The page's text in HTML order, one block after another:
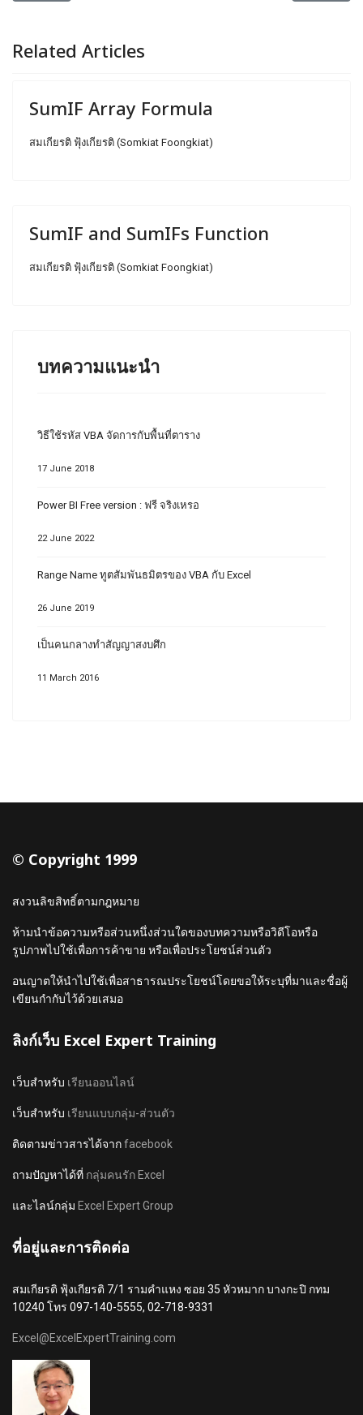
Related Articles
SumIF Array Formula
สมเกียรติ ฟุ้งเกียรติ (Somkiat Foongkiat)
SumIF and SumIFs Function
สมเกียรติ ฟุ้งเกียรติ (Somkiat Foongkiat)
บทความแนะนำ
วิธีใช้รหัส VBA จัดการกับพื้นที่ตาราง
17 June 2018
Power BI Free version : ฟรี จริงเหรอ
22 June 2022
Range Name ทูตสัมพันธมิตรของ VBA กับ Excel
26 June 2019
เป็นคนกลางทำสัญญาสงบศึก
11 March 2016
© Copyright 1999
สงวนลิขสิทธิ์ตามกฎหมาย
ห้ามนำข้อความหรือส่วนหนึ่งส่วนใดของบทความหรือวิดีโอหรือ
รูปภาพไปใช้เพื่อการค้าขาย หรือเพื่อประโยชน์ส่วนตัว
อนญาตให้นำไปใช้เพื่อสาธารณประโยชน์โดยขอให้ระบุที่มาและชื่อผู้
เขียนกำกับไว้ด้วยเสมอ
ลิงก์เว็บ Excel Expert Training
เว็บสำหรับ เรียนออนไลน์
เว็บสำหรับ เรียนแบบกลุ่ม-ส่วนตัว
ติดตามข่าวสารได้จากfacebook
ถามปัญหาได้ที่ กลุ่มคนรัก Excel
และไลน์กลุ่ม Excel Expert Group
ที่อยู่และการติดต่อ
สมเกียรติ ฟุ้งเกียรติ 7/1 รามคำแหง ซอย 35 หัวหมาก บางกะปิ กทม
10240 โทร 097-140-5555, 02-718-9331
Excel@ExcelExpertTraining.com